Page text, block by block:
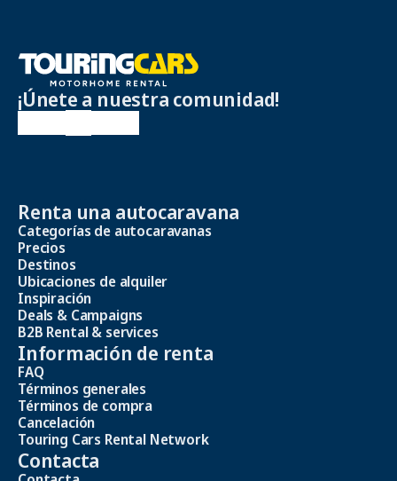
¡Únete a nuestra comunidad!
Renta una autocaravana
Categorías de autocaravanas
Precios
Destinos
Ubicaciones de alquiler
Inspiración
Deals & Campaigns
B2B Rental & services
Información de renta
FAQ
Términos generales
Términos de compra
Cancelación
Touring Cars Rental Network
Contacta